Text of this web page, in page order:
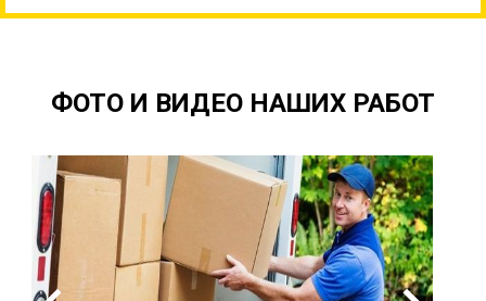
ФОТО И ВИДЕО НАШИХ РАБОТ